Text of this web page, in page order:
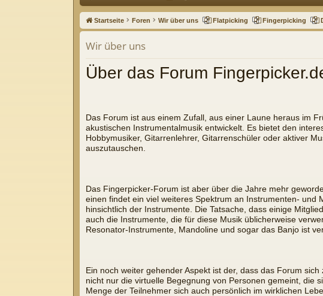
ne
llz
ug
riff
Startseite Foren Wir über uns Flatpicking Fingerpicking
Wir über uns
Über das Forum
Das Forum ist aus einem Zufall, aus einer Laune heraus im
akustischen Instrumentalmusik entwickelt. Es bietet den
Hobbymusiker, Gitarrenlehrer, Gitarrenschüler oder aktiver
auszutauschen.
Das Fingerpicker-Forum ist aber über die Jahre mehr
einen findet ein viel weiteres Spektrum an Instrumenten- und
hinsichtlich der Instrumente. Die Tatsache, dass einige
auch die Instrumente, die für diese Musik üblicherweise
Resonator-Instrumente, Mandoline und sogar das Banjo ist
Ein noch weiter gehender Aspekt ist der, dass das Forum
nicht nur die virtuelle Begegnung von Personen gemeint, die
Menge der Teilnehmer sich auch persönlich im wirklichen